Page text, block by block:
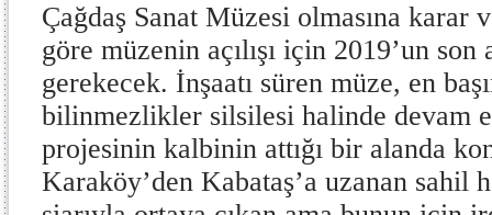
Çağdaş Sanat Müzesi olmasına karar
göre müzenin açılışı için 2019’un son
gerekecek. İnşaatı süren müze, en
bilinmezlikler silsilesi halinde devam
projesinin kalbinin attığı bir alanda
Karaköy’den Kabataş’a uzanan sahil